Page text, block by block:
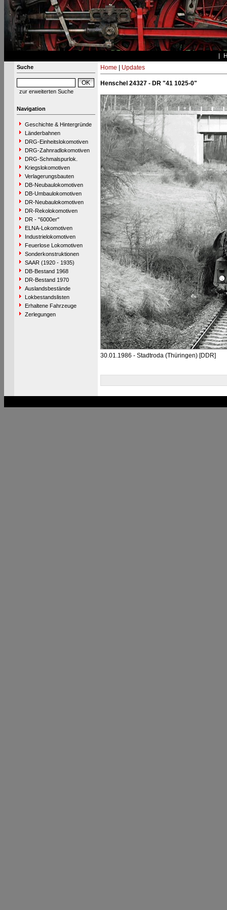
Suche
zur erweiterten Suche
Navigation
Geschichte & Hintergründe
Länderbahnen
DRG-Einheitslokomotiven
DRG-Zahnradlokomotiven
DRG-Schmalspurlok.
Kriegslokomotiven
Verlagerungsbauten
DB-Neubaulokomotiven
DB-Umbaulokomotiven
DR-Neubaulokomotiven
DR-Rekolokomotiven
DR - "6000er"
ELNA-Lokomotiven
Industrielokomotiven
Feuerlose Lokomotiven
Sonderkonstruktionen
SAAR (1920 - 1935)
DB-Bestand 1968
DR-Bestand 1970
Auslandsbestände
Lokbestandslisten
Erhaltene Fahrzeuge
Zerlegungen
Home Updates
Henschel 24327 - DR "41 1025-0"
30.01.1986 - Stadtroda (Thüringen) [DDR]